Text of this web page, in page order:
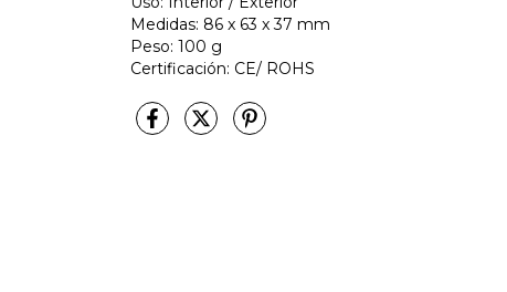
Medidas: 86 x 63 x 37 mm
Peso: 100 g
Certificación: CE/ ROHS